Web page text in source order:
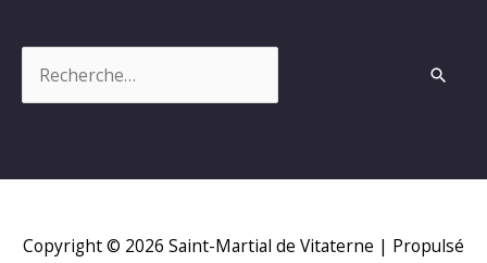
Copyright © 2026 Saint-Martial de Vitaterne | Propulsé